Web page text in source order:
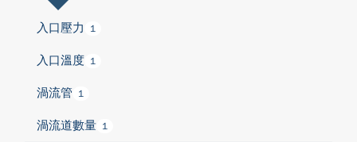
入口壓力 1
入口溫度 1
渦流管 1
渦流道數量 1